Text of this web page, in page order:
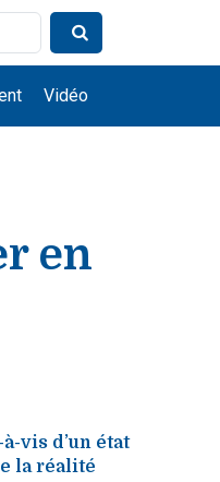
Vidéo
en
vis d’un état
la réalité